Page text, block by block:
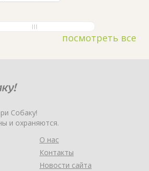
посмотреть все
Собаку!
и охраняются.
О нас
Контакты
Новости сайта